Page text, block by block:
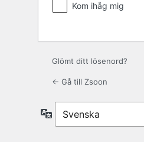
Kom ihåg mig
Glömt ditt lösenord?
← Gå till Zsoon
Språk